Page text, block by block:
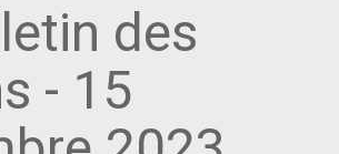
des
- 15